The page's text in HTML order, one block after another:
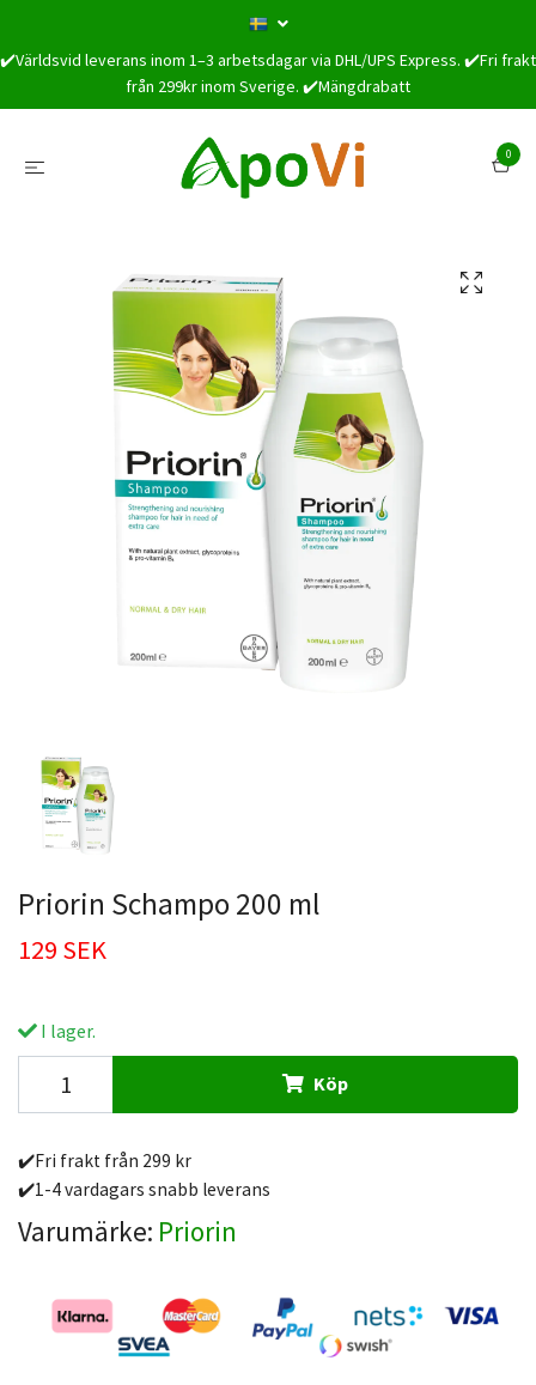
✔️Världsvid leverans inom 1–3 arbetsdagar via DHL/UPS Express. ✔️Fri frakt
från 299kr inom Sverige. ✔️Mängdrabatt
0
Priorin Schampo 200 ml
129 SEK
I lager.
Köp
✔️Fri frakt från 299 kr
✔️1-4 vardagars snabb leverans
Varumärke: Priorin